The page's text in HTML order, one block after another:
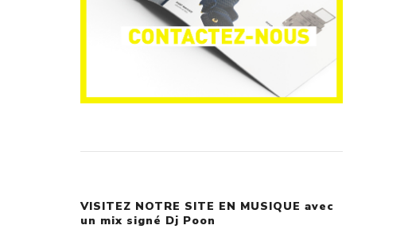
VISITEZ NOTRE SITE EN MUSIQUE avec
un mix signé Dj Poon